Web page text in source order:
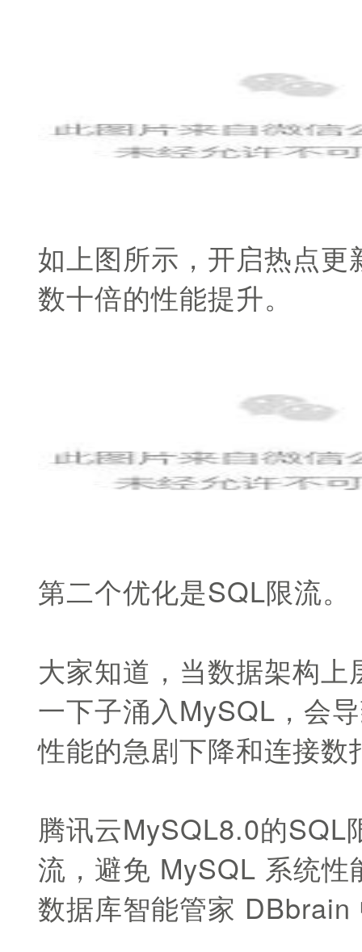
如上图所示，开启热点
数十倍的性能提升。
第二个优化是SQL限流。
大家知道，当数据架构
一下子涌入MySQL，会
性能的急剧下降和连接数
腾讯云MySQL8.0的SQL
流，避免 MySQL 系统
数据库智能管家